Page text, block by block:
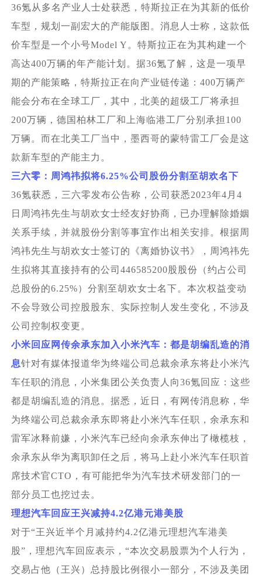
36氪从多名产业人士处获悉，特斯拉正在为其新的低价
车型，规划一副宏大的产能版图。消息人士称，这款低
价车型是一个小号Model Y。特斯拉正在为其构建一个
高达400万辆的年产能计划。据36氪了解，这是一项早
期的产能策略，特斯拉正在向产业链传递：400万辆产
能会分布在全球工厂，其中，北美的超级工厂将承担
200万辆，德国柏林工厂和上海临港工厂分别承担100
万辆。而在北美工厂当中，墨西哥的蒙特雷工厂会是这
款新车型的产能主力。
三六零：周鸿祎拟将6.25%公司股份分割至胡欢名下
36氪获悉，三六零发布公告称，公司获悉2023年4月4
日周鸿祎先生与胡欢女士经友好协商，已办理解除婚姻
关系手续，并就股份分割等事宜作出相关安排。根据周
鸿祎先生与胡欢女士签订的《离婚协议书》，周鸿祎先
生拟将其直接持有的公司446585200股股份（约占公司
总股份的6.25%）分割至胡欢女士名下。本次权益变动
不会导致公司控股股东、实际控制人发生变化，不涉及
公司控制权变更。
小米回应网传余承东加入小米汽车：都是胡编乱造的消
息针对有媒体报道华为终端公司总裁余承东将赴小米汽
车任职的消息，小米集团公关负责人向36氪回应：这些
都是胡编乱造的消息。据悉，近日，有网传消息称，华
为终端公司总裁余承东即将赴小米汽车任职，余承东和
雷军冰释前嫌，小米汽车已经向余承东伸出了橄榄枝，
余承东从华为离职卸任之后，将马上赴小米汽车任职首
席技术官CTO，有可能把华为汽车技术研发部门的一
部分员工也挖过去。
理想汽车回应王兴减持4.2亿港元港美股
对于“王兴近半个月减持约4.2亿港元理想汽车港美
股”，理想汽车回应表示，“本次交易股票为个人行为，
交易占他（王兴）总持股比例很小一部分，不涉及美团